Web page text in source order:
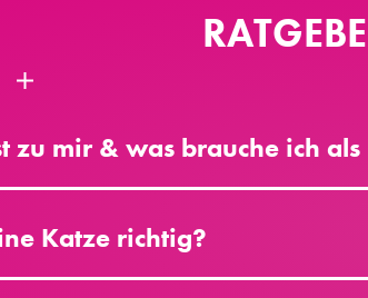
zu mir & was brauche ich als
Katze richtig?